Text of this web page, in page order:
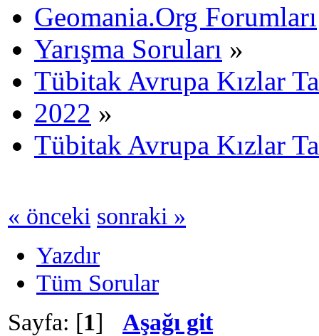
Geomania.Org Forumları
Yarışma Soruları »
Tübitak Avrupa Kızlar
2022 »
Tübitak Avrupa Kızlar
« önceki sonraki »
Yazdır
Tüm Sorular
Sayfa: [1] Aşağı git